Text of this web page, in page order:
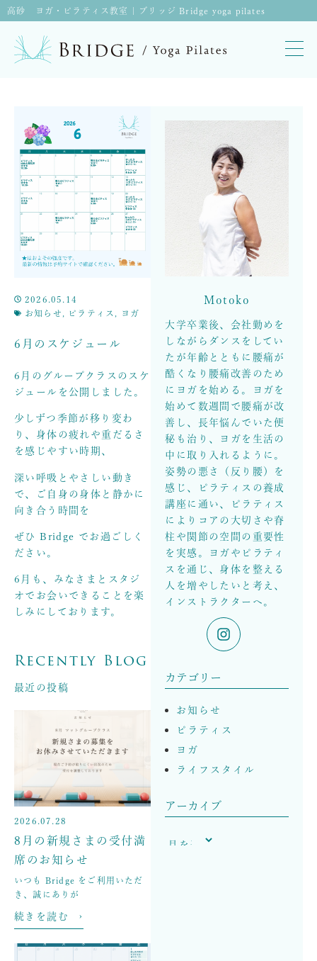
高砂 ヨガ・ピラティス教室 | ブリッジ Bridge yoga pilates
2026.05.14
お知らせ
ピラティス ヨガ
6月のスケジュール
6月のグループクラスのスケ
ジュールを公開しました。
少しずつ季節が移り変わ
り、身体の疲れや重だるさ
を感じやすい時期、
深い呼吸とやさしい動き
で、ご自身の身体と静かに
向き合う時間を
ぜひ Bridge でお過ごしく
ださい。
6月も、みなさまとスタジ
オでお会いできることを楽
しみにしております。
Recently Blog
最近の投稿
8月の新規さまの受付満
席のお知らせ
2026.07.28
いつも Bridge をご利用いただ
き、誠にありが
続きを読む ›
Motoko
大学卒業後、会社勤めを
しながらダンスをしてい
たが年齢とともに腰痛が
酷くなり腰痛改善のため
にヨガを始める。ヨガを
始めて数週間で腰痛が改
善し、長年悩んでいた便
秘も治り、ヨガを生活の
中に取り入れるように。
姿勢の悪さ（反り腰）を
感じ、ピラティスの養成
講座に通い、ピラティス
によりコアの大切さや脊
柱や関節の空間の重要性
を実感。ヨガやピラティ
スを通じ、身体を整える
人を増やしたいと考え、
インストラクターへ。
カテゴリー
お知らせ
ピラティス
ヨガ
ライフスタイル
アーカイブ